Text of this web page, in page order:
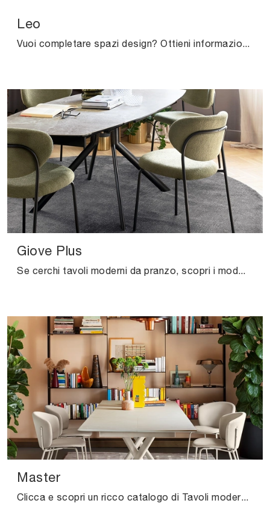
Leo
Vuoi completare spazi design? Ottieni informazioni sui tavoli design fissi: il modello da pranzo Leo ti aspetta.
Giove Plus
Se cerchi tavoli moderni da pranzo, scopri i modelli allungabili di Connubia: clicca e scopri il modello Giove Plus in ceramica.
Master
Clicca e scopri un ricco catalogo di Tavoli moderni allungabili da pranzo! Il modello Master di Connubia ti sta aspettando.